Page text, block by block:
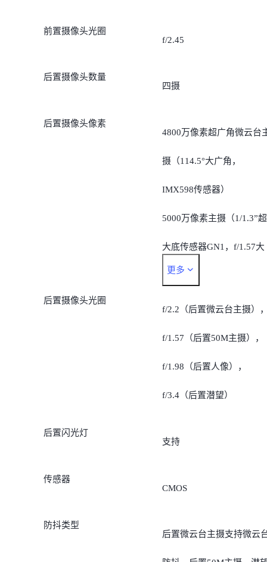
前置摄像头光圈
f/2.45
后置摄像头数量
四摄
后置摄像头像素
4800万像素超广角微云台
摄（114.5°大广角，
IMX598传感器）
5000万像素主摄（1/1.3”超
大底传感器GN1，f/1.57大
光圈，最高可采用1亿拍照
模式）
1200万像素人像摄像头
800万像素潜望摄像头（5
光学变焦，60倍超级变焦
更多
后置摄像头光圈
f/2.2（后置微云台主摄）
f/1.57（后置50M主摄），
f/1.98（后置人像），
f/3.4（后置潜望）
后置闪光灯
支持
传感器
CMOS
防抖类型
后置微云台主摄支持微云